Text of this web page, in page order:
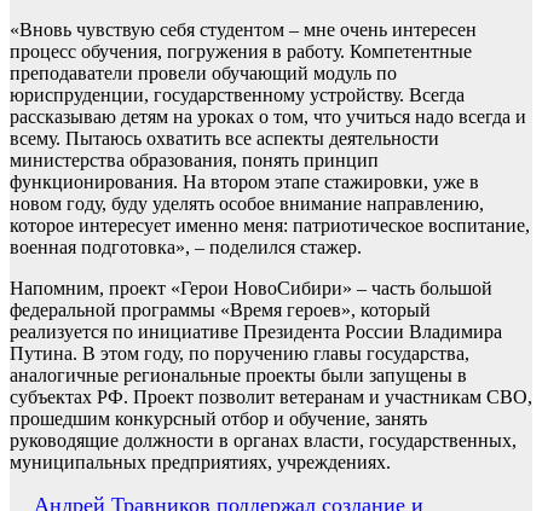
«Вновь чувствую себя студентом – мне очень интересен
процесс обучения, погружения в работу. Компетентные
преподаватели провели обучающий модуль по
юриспруденции, государственному устройству. Всегда
рассказываю детям на уроках о том, что учиться надо всегда и
всему. Пытаюсь охватить все аспекты деятельности
министерства образования, понять принцип
функционирования. На втором этапе стажировки, уже в
новом году, буду уделять особое внимание направлению,
которое интересует именно меня: патриотическое воспитание,
военная подготовка», – поделился стажер.
Напомним, проект «Герои НовоСибири» – часть большой
федеральной программы «Время героев», который
реализуется по инициативе Президента России Владимира
Путина. В этом году, по поручению главы государства,
аналогичные региональные проекты были запущены в
субъектах РФ. Проект позволит ветеранам и участникам СВО,
прошедшим конкурсный отбор и обучение, занять
руководящие должности в органах власти, государственных,
муниципальных предприятиях, учреждениях.
Андрей Травников поддержал создание и